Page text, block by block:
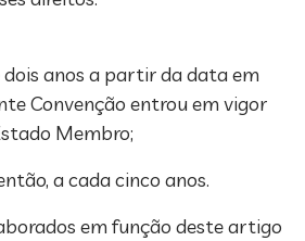
dois anos a partir da data em
Convenção entrou em vigor
Membro;
a cada cinco anos.
em função deste artigo